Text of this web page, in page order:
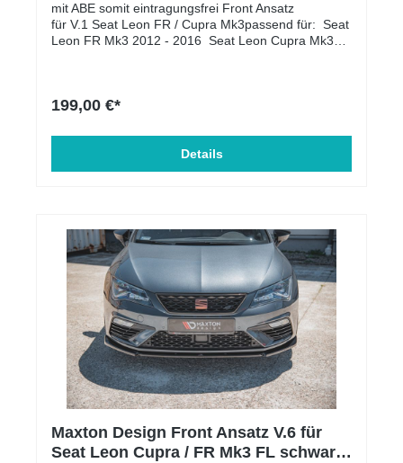
mit ABE somit eintragungsfrei Front Ansatz
für V.1 Seat Leon FR / Cupra Mk3passend für: Seat
Leon FR Mk3 2012 - 2016 Seat Leon Cupra Mk3
199,00 €*
Details
Maxton Design Front Ansatz V.6 für
Seat Leon Cupra / FR Mk3 FL schwarz